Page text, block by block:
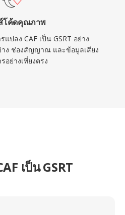
โค้ดคุณภาพ
แปลง CAF เป็น GSRT อย่าง
ง ช่องสัญญาณ และข้อมูลเสียง
อย่างเที่ยงตรง
เป็น GSRT